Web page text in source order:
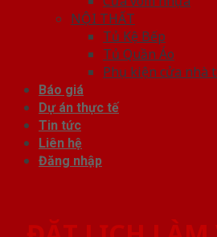
NỘI THẤT
Tủ Kệ Bếp
Tủ Quần Áo
Phụ kiện cửa nhà
Báo giá
Dự án thực tế
Tin tức
Liên hệ
Đăng nhập